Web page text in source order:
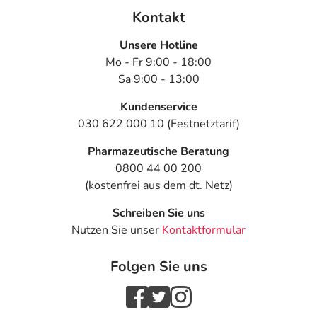
Die Gesamtdosis sollte nicht ohne Rücksprache mit
Art der Anwendung?
Nehmen Sie das Arzneimittel mit Flüssigkeit (z.B. 1 Glas
Wasser) ein. In Ausnahmefällen können Sie die Tabletten
auch in Wasser, Orangensaft oder Traubensaft auflösen
Dauer der Anwendung?
Die Anwendungsdauer richtet sich nach Art der
deshalb nur von Ihrem Arzt bestimmt.
Setzen Sie sich bei dem Verdacht auf eine Überdosierung
umgehend mit einem Arzt in Verbindung.
Kontakt
Unsere Hotline
Mo - Fr 9:00 - 18:00
Sa 9:00 - 13:00
Kundenservice
030 622 000 10 (Festnetztarif)
Pharmazeutische Beratung
0800 44 00 200
(kostenfrei aus dem dt. Netz)
Schreiben Sie uns
Nutzen Sie unser Kontaktformular
Folgen Sie uns